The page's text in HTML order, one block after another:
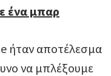
ένα μπαρ
ήταν αποτέλεσμα
να μπλέξουμε